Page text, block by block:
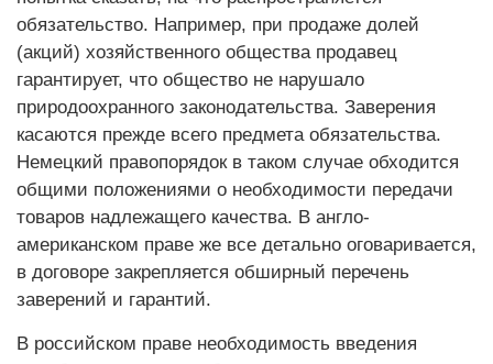
обязательство. Например, при продаже долей
(акций) хозяйственного общества продавец
гарантирует, что общество не нарушало
природоохранного законодательства. Заверения
касаются прежде всего предмета обязательства.
Немецкий правопорядок в таком случае обходится
общими положениями о необходимости передачи
товаров надлежащего качества. В англо-
американском праве же все детально оговаривается,
в договоре закрепляется обширный перечень
заверений и гарантий.
В российском праве необходимость введения